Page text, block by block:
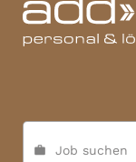
work Job suchen